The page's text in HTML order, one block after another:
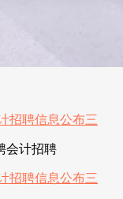
会计招聘